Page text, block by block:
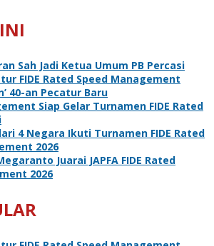
Sah Jadi Ketua Umum PB Percasi
FIDE Rated Speed Management
40-an Pecatur Baru
Siap Gelar Turnamen FIDE Rated
4 Negara Ikuti Turnamen FIDE Rated
2026
Juarai JAPFA FIDE Rated
2026